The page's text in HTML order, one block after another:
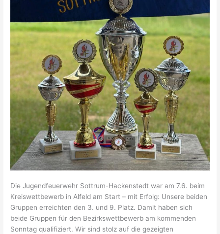
Die Jugendfeuerwehr Sottrum-Hackenstedt war am 7.6. beim
Kreiswettbewerb in Alfeld am Start – mit Erfolg: Unsere beiden
Gruppen erreichten den 3. und 9. Platz. Damit haben sich
beide Gruppen für den Bezirkswettbewerb am kommenden
Sonntag qualifiziert. Wir sind stolz auf die gezeigten